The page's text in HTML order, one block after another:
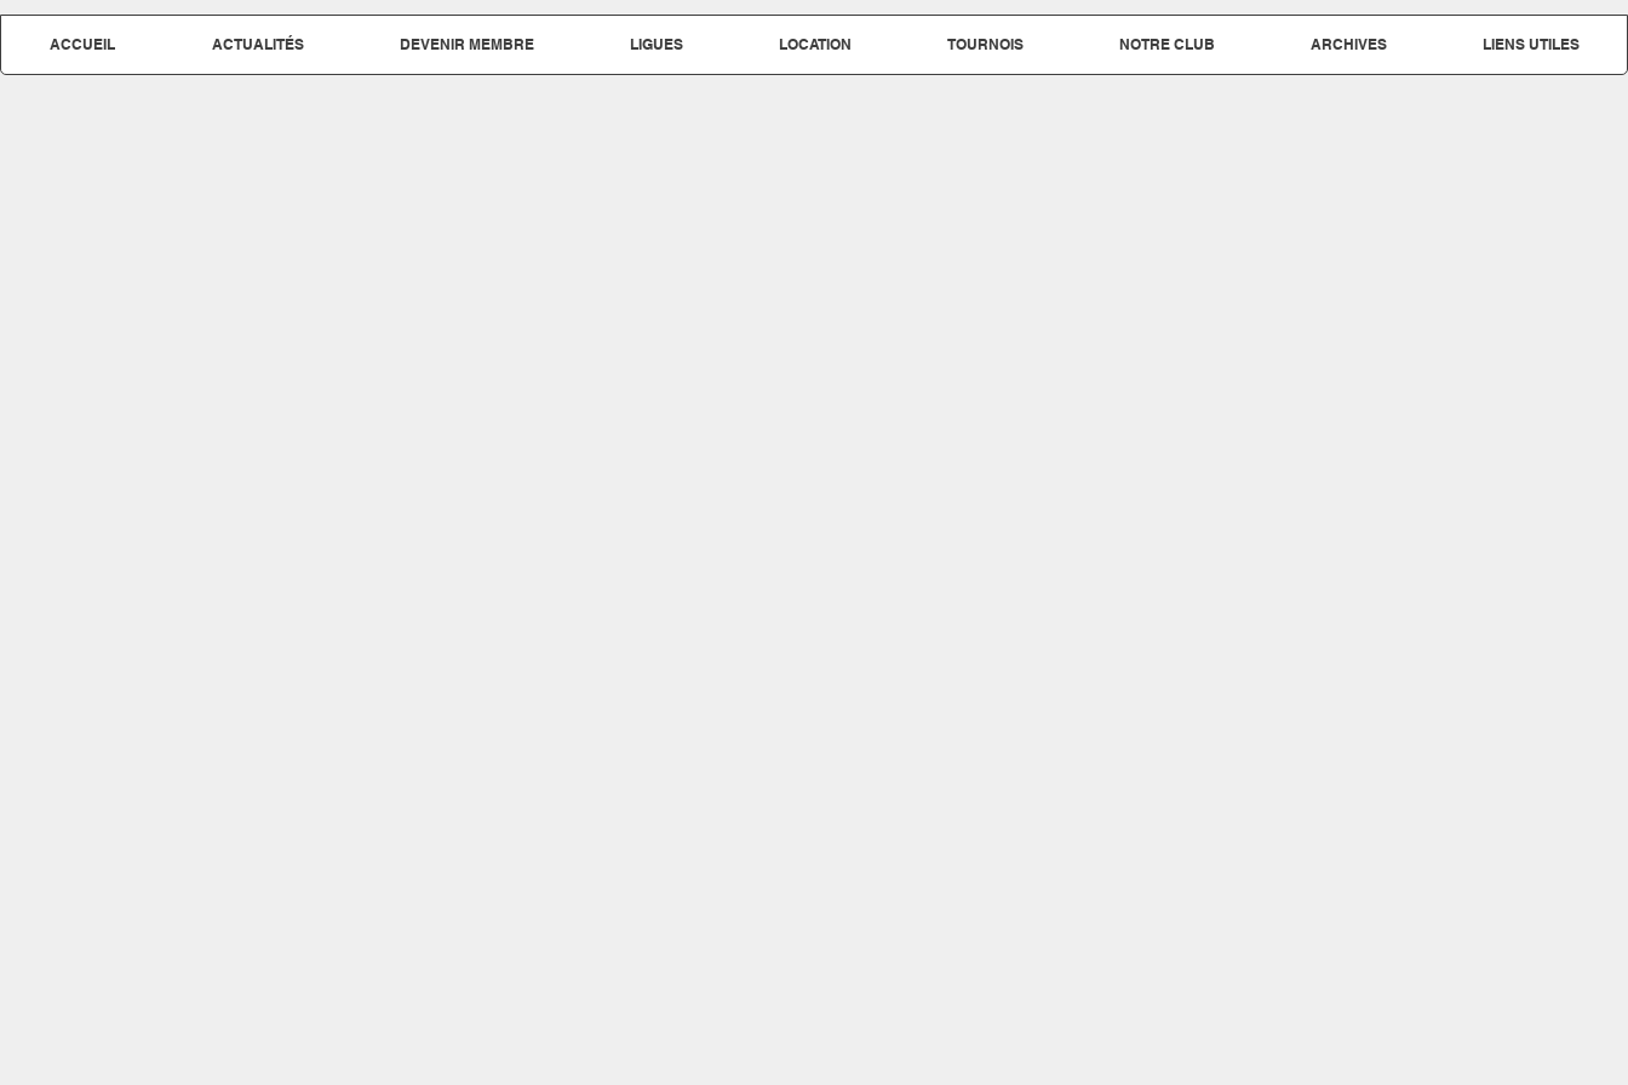
ACCUEIL ACTUALITÉS DEVENIR MEMBRE LIGUES LOCATION TOURNOIS NOTRE CLUB ARCHIVES LIENS UTILES